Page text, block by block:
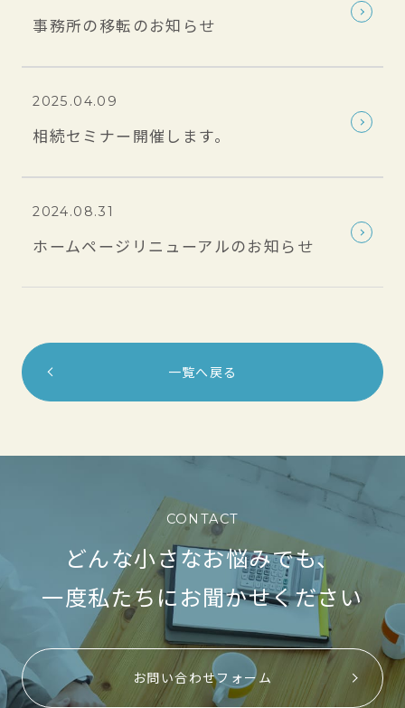
事務所の移転のお知らせ
2025.04.09
相続セミナー開催します。
2024.08.31
ホームページリニューアルのお知らせ
一覧へ戻る
CONTACT
どんな小さなお悩みでも、
一度私たちにお聞かせください
お問い合わせフォーム